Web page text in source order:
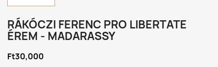
RÁKÓCZI FERENC PRO LIBERTATE
ÉREM - MADARASSY
Ft30,000